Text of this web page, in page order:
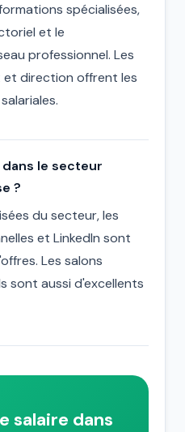
spécialisées,
et le
professionnel. Les
et direction offrent les
le secteur
?
du secteur, les
et LinkedIn sont
Les salons
sont aussi d'excellents
salaire dans